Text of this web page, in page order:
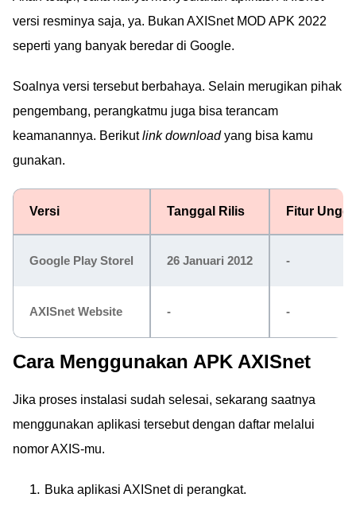
versi resminya saja, ya. Bukan AXISnet MOD APK 2022
seperti yang banyak beredar di Google.
Soalnya versi tersebut berbahaya. Selain merugikan pihak
pengembang, perangkatmu juga bisa terancam
keamanannya. Berikutlink downloadyang bisa kamu
gunakan.
Versi Tanggal Rilis Fitur
Google Play Storel 26 Januari 2012 -
AXISnet Website - -
Cara Menggunakan APK AXISnet
Jika proses instalasi sudah selesai, sekarang saatnya
menggunakan aplikasi tersebut dengan daftar melalui
nomor AXIS-mu.
Buka aplikasi AXISnet di perangkat.